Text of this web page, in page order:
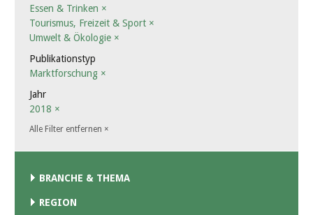
Essen & Trinken ×
Tourismus, Freizeit & Sport ×
Umwelt & Ökologie ×
Publikationstyp
Marktforschung ×
Jahr
2018 ×
Alle Filter entfernen ×
BRANCHE & THEMA
REGION